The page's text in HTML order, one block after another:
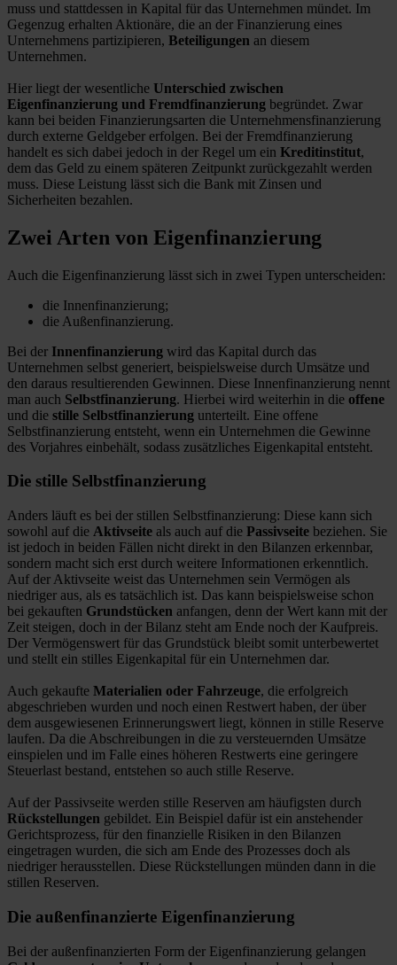
muss und stattdessen in Kapital für das Unternehmen mündet. Im
Gegenzug erhalten Aktionäre, die an der Finanzierung eines
Unternehmens partizipieren, Beteiligungen an diesem
Unternehmen.
Hier liegt der wesentliche Unterschied zwischen
Eigenfinanzierung und Fremdfinanzierung begründet. Zwar
kann bei beiden Finanzierungsarten die Unternehmensfinanzierung
durch externe Geldgeber erfolgen. Bei der Fremdfinanzierung
handelt es sich dabei jedoch in der Regel um ein Kreditinstitut,
dem das Geld zu einem späteren Zeitpunkt zurückgezahlt werden
muss. Diese Leistung lässt sich die Bank mit Zinsen und
Sicherheiten bezahlen.
Zwei Arten von Eigenfinanzierung
Auch die Eigenfinanzierung lässt sich in zwei Typen unterscheiden:
die Innenfinanzierung;
die Außenfinanzierung.
Bei der Innenfinanzierung wird das Kapital durch das
Unternehmen selbst generiert, beispielsweise durch Umsätze und
den daraus resultierenden Gewinnen. Diese Innenfinanzierung nennt
man auch Selbstfinanzierung. Hierbei wird weiterhin in die offene
und die stille Selbstfinanzierung unterteilt. Eine offene
Selbstfinanzierung entsteht, wenn ein Unternehmen die Gewinne
des Vorjahres einbehält, sodass zusätzliches Eigenkapital entsteht.
Die stille Selbstfinanzierung
Anders läuft es bei der stillen Selbstfinanzierung: Diese kann sich
sowohl auf die Aktivseite als auch auf die Passivseite beziehen. Sie
ist jedoch in beiden Fällen nicht direkt in den Bilanzen erkennbar,
sondern macht sich erst durch weitere Informationen erkenntlich.
Auf der Aktivseite weist das Unternehmen sein Vermögen als
niedriger aus, als es tatsächlich ist. Das kann beispielsweise schon
bei gekauften Grundstücken anfangen, denn der Wert kann mit der
Zeit steigen, doch in der Bilanz steht am Ende noch der Kaufpreis.
Der Vermögenswert für das Grundstück bleibt somit unterbewertet
und stellt ein stilles Eigenkapital für ein Unternehmen dar.
Auch gekaufte Materialien oder Fahrzeuge, die erfolgreich
abgeschrieben wurden und noch einen Restwert haben, der über
dem ausgewiesenen Erinnerungswert liegt, können in stille Reserve
laufen. Da die Abschreibungen in die zu versteuernden Umsätze
einspielen und im Falle eines höheren Restwerts eine geringere
Steuerlast bestand, entstehen so auch stille Reserve.
Auf der Passivseite werden stille Reserven am häufigsten durch
Rückstellungen gebildet. Ein Beispiel dafür ist ein anstehender
Gerichtsprozess, für den finanzielle Risiken in den Bilanzen
eingetragen wurden, die sich am Ende des Prozesses doch als
niedriger herausstellen. Diese Rückstellungen münden dann in die
stillen Reserven.
Die außenfinanzierte Eigenfinanzierung
Bei der außenfinanzierten Form der Eigenfinanzierung gelangen